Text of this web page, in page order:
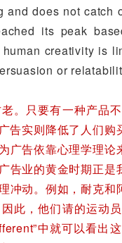
and does not
its peak
creativity is
or
。只要有一种产品
告实则降低了人们购
广告依靠心理学理
告业的黄金时期正
冲动。例如，耐克
此，他们请的运动
中就可以看出